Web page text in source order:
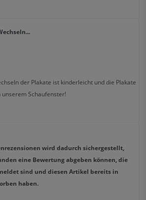
der Plakate ist kinderleicht und die Plakate
Schaufenster!
wird dadurch sichergestellt,
eine Bewertung abgeben können, die
sind und diesen Artikel bereits in
haben.